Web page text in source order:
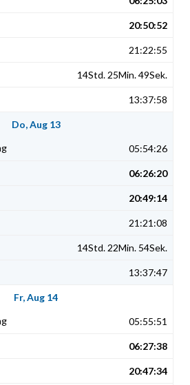
20:50:52
21:22:55
14Std. 25Min. 49Sek.
13:37:58
Do, Aug 13
05:54:26
06:26:20
20:49:14
21:21:08
14Std. 22Min. 54Sek.
13:37:47
Fr, Aug 14
05:55:51
06:27:38
20:47:34